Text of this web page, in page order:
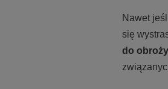
Nawet
się
do obroży